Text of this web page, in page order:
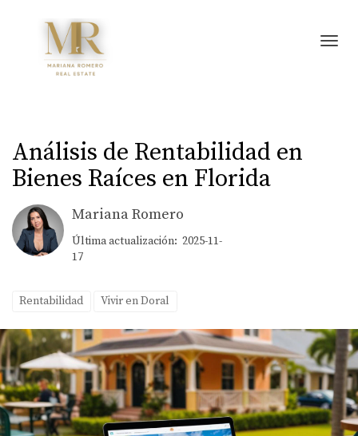
Análisis de Rentabilidad en
Bienes Raíces en Florida
Mariana Romero
Última actualización: 2025-11-
17
Rentabilidad Vivir en Doral